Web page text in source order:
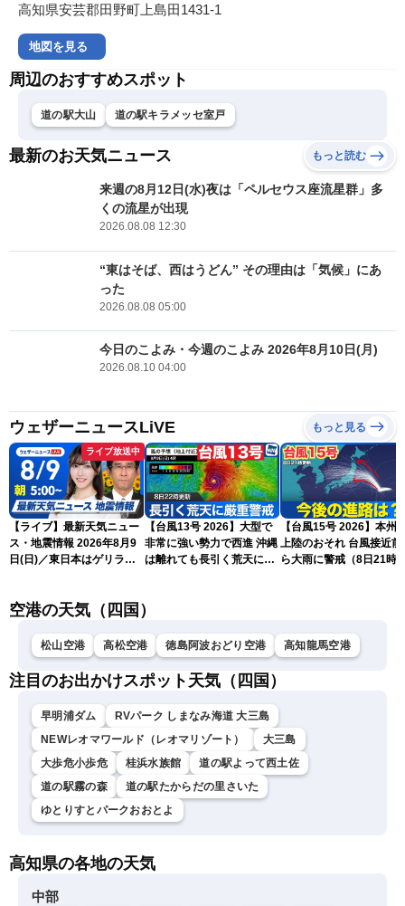
高知県安芸郡田野町上島田1431-1
地図を見る
周辺のおすすめスポット
道の駅大山 道の駅キラメッセ室戸
最新のお天気ニュース もっと読む
来週の8月12日(水)夜は「ペルセウス座流星群」多
くの流星が出現
2026.08.08 12:30
“東はそば、西はうどん” その理由は「気候」にあ
った
2026.08.08 05:00
今日のこよみ・今週のこよみ 2026年8月10日(月)
2026.08.10 04:00
ウェザーニュースLiVE もっと見る
ライブ放送中
【ライブ】最新天気ニュー
ス・地震情報 2026年8月9
日(日)／東日本はゲリラ雷
ュースLiVEモーニング・魚
【台風13号 2026】大型で
非常に強い勢力で西進 沖縄
は離れても長引く荒天に厳
【台風15号 2026】本州
上陸のおそれ 台風接近前
ら大雨に警戒（8日21時
空港の天気（四国）
松山空港 高松空港 徳島阿波おどり空港 高知龍馬空港
注目のお出かけスポット天気（四国）
早明浦ダム
RVパーク しまなみ海道 大三島
NEWレオマワールド（レオマリゾート）
大三島
大歩危小歩危
桂浜水族館
道の駅よって西土佐
道の駅霧の森
道の駅たからだの里さいた
ゆとりすとパークおおとよ
高知県の各地の天気
中部